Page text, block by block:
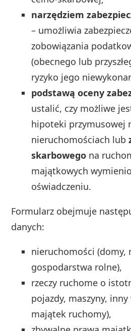
narzędziem
– umożliwia
zobowiązania
(obecnego lub
ryzyko jego
podstawą oceny
ustalić, czy możliwe
hipoteki przymusowej
nieruchomościach lub
skarbowego na
majątkowych
oświadczeniu.
Formularz obejmuje
danych:
nieruchomości (domy,
gospodarstwa rolne),
rzeczy ruchome o
pojazdy, maszyny,
majątek ruchomy),